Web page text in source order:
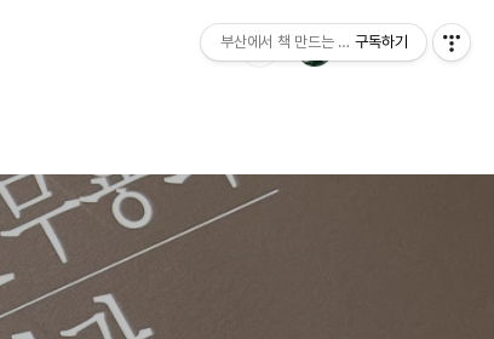
부산에서 책 만드는 이야기 : 산지니출판사 블
구독하기